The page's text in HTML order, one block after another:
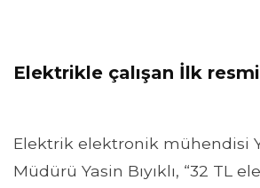
Elektrikle çalışan İlk
Elektrik elektronik mühendisi
Müdürü Yasin Bıyıklı, “32 TL